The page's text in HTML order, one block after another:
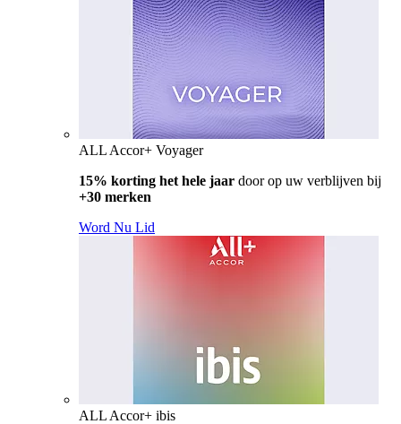
ALL Accor+ Voyager
15% korting het hele jaar door op uw verblijven bij
+30 merken
Word Nu Lid
ALL Accor+ ibis